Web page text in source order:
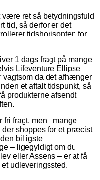
være ret så betydningsfuld
tid, så derfor er det
tidshorisonten for
1 dags fragt på mange
Lifeventure Ellipse
vagtsom da det afhænger
et aftalt tidspunkt, så
produkterne afsendt
fri fragt, men i mange
shoppes for et præcist
billigste
– ligegyldigt om du
eller Assens – er at få
udleveringssted.